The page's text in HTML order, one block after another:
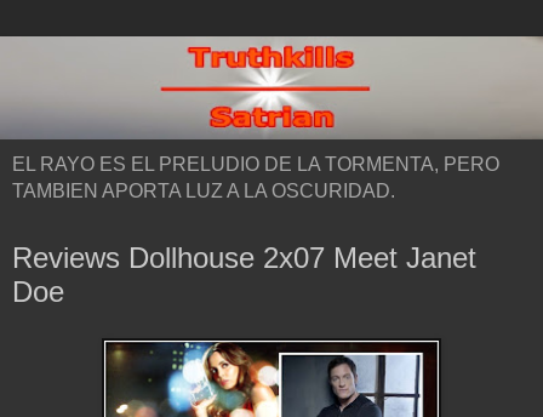
EL RAYO ES EL PRELUDIO DE LA TORMENTA, PERO
TAMBIEN APORTA LUZ A LA OSCURIDAD.
Reviews Dollhouse 2x07 Meet Janet
Doe